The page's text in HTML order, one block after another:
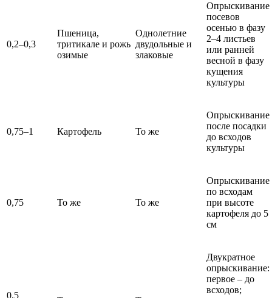
0,2–0,3
Пшеница,
тритикале и рожь
озимые
Однолетние
двудольные и
злаковые
Опрыскивание
посевов
осенью в фазу
2–4 листьев
или ранней
весной в фазу
кущения
культуры
0,75–1 Картофель То же
Опрыскивание
после посадки
до всходов
культуры
0,75 То же То же
Опрыскивание
по всходам
при высоте
картофеля до 5
см
0,5
Двукратное
опрыскивание:
первое – до
всходов;